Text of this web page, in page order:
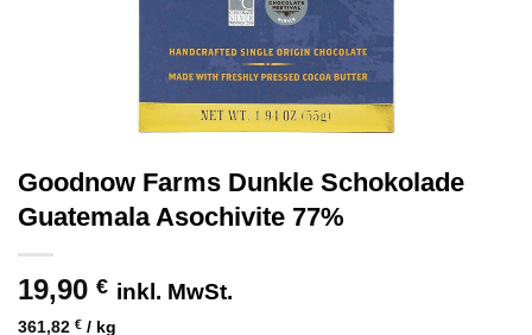
Goodnow Farms Dunkle Schokolade
Guatemala Asochivite 77%
19,90 € inkl. MwSt.
361,82 € / kg